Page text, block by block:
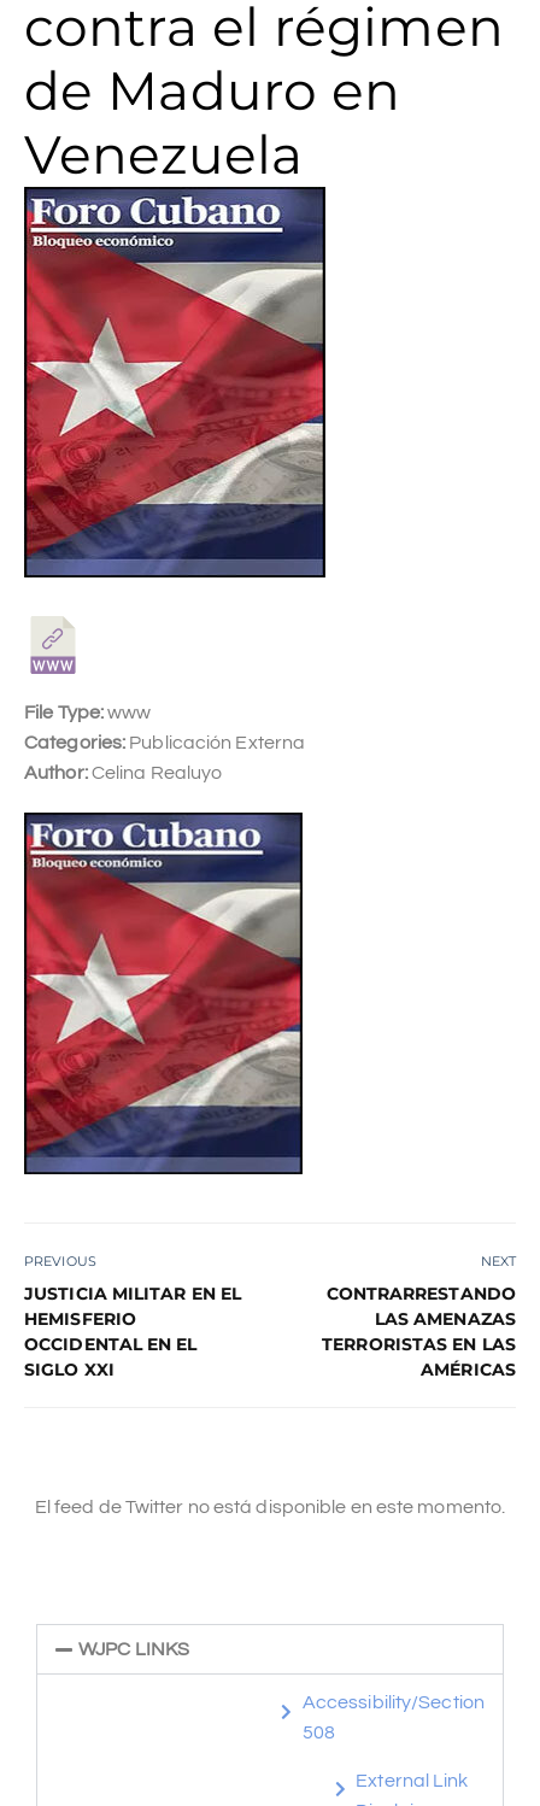
contra el régimen
de Maduro en
Venezuela
File Type:www
Categories: Publicación Externa
Author:Celina Realuyo
PREVIOUS
JUSTICIA MILITAR EN EL
HEMISFERIO
OCCIDENTAL EN EL
SIGLO XXI
NEXT
CONTRARRESTANDO
LAS AMENAZAS
TERRORISTAS EN LAS
AMÉRICAS
El feed de Twitter no está disponible en este momento.
WJPC LINKS
Accessibility/Section
508
External Link